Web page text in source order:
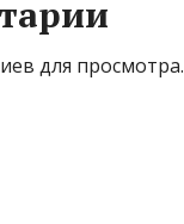
для просмотра.